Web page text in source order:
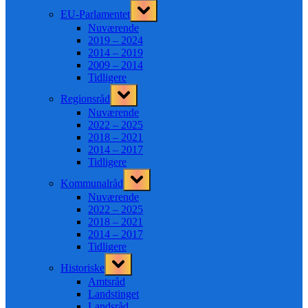
EU-Parlamentet
Toggle
sub-
menu
Nuværende
2019 – 2024
2014 – 2019
2009 – 2014
Tidligere
Regionsråd
Toggle
sub-
menu
Nuværende
2022 – 2025
2018 – 2021
2014 – 2017
Tidligere
Kommunalråd
Toggle
sub-
menu
Nuværende
2022 – 2025
2018 – 2021
2014 – 2017
Tidligere
Historiske
Toggle
sub-
menu
Amtsråd
Landstinget